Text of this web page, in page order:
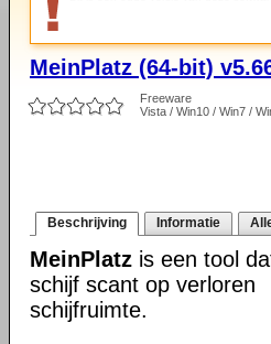
MeinPlatz (64-bit)
Freeware
Vista / Win10 / Win7 /
Beschrijving Informatie
MeinPlatz is een tool
schijf scant op verloren
schijfruimte.